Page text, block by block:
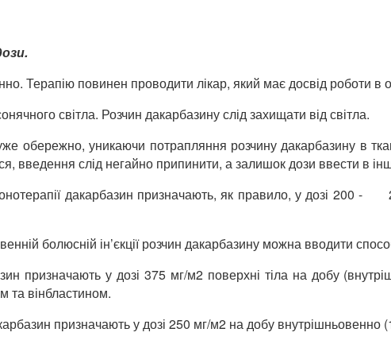
Терапію повинен проводити лікар, який має досвід роботи в
світла. Розчин дакарбазину слід захищати від світла.
обережно, уникаючи потрапляння розчину дакарбазину в
введення слід негайно припинити, а залишок дози ввести в
дакарбазин призначають, як правило, у дозі 200 -
болюсній ін’єкції розчин дакарбазину можна вводити
призначають у дозі 375 мг/м2 поверхні тіла на добу
та вінбластином.
призначають у дозі 250 мг/м2 на добу внутрішньовенно